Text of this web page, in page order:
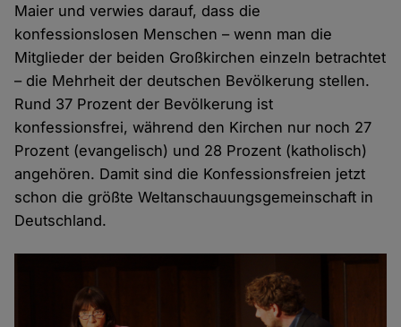
Maier und verwies darauf, dass die
konfessionslosen Menschen – wenn man die
Mitglieder der beiden Großkirchen einzeln betrachtet
– die Mehrheit der deutschen Bevölkerung stellen.
Rund 37 Prozent der Bevölkerung ist
konfessionsfrei, während den Kirchen nur noch 27
Prozent (evangelisch) und 28 Prozent (katholisch)
angehören. Damit sind die Konfessionsfreien jetzt
schon die größte Weltanschauungsgemeinschaft in
Deutschland.